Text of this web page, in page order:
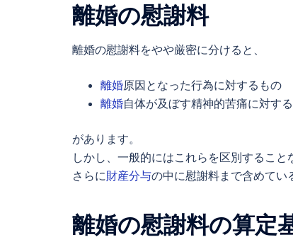
離婚の慰謝料
離婚の慰謝料をやや厳密に分けると、
離婚原因となった行為に対するもの
離婚自体が及ぼす精神的苦痛に対す
があります。
しかし、一般的にはこれらを区別すること
さらに財産分与の中に慰謝料まで含めてい
離婚の慰謝料の算定